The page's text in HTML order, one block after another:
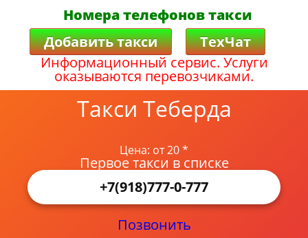
Номера телефонов такси
Добавить такси
ТехЧат
Информационный сервис. Услуги
оказываются перевозчиками.
Такси Теберда
Цена: от 20 *
Первое такси в списке
+7(918)777-0-777
Позвонить